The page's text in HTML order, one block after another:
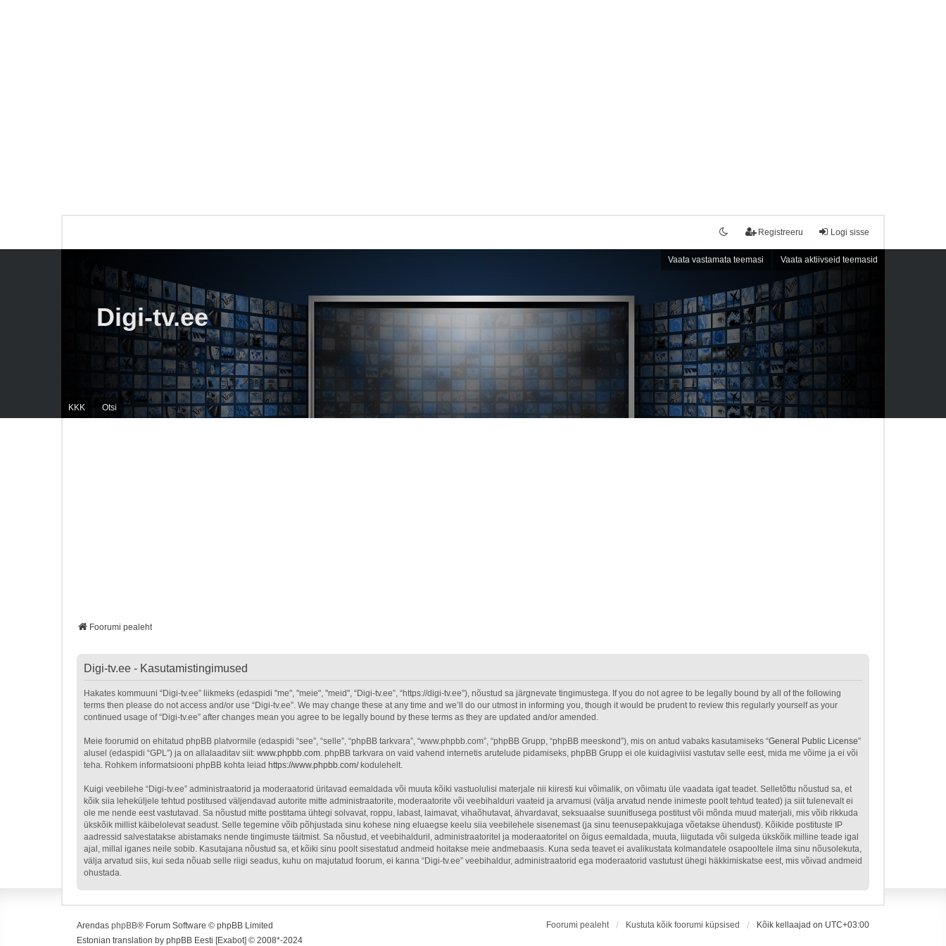
Logi sisse
Registreeru
Vaata vastamata teemasi Vaata aktiivseid teemasid
KKK Otsi
Digi-tv.ee
Foorumi pealeht
Digi-tv.ee - Kasutamistingimused
Hakates kommuuni “Digi-tv.ee” liikmeks (edaspidi "me", "meie", "meid", “Digi-tv.ee”, “https://digi-tv.ee”), nõustud sa järgnevate tingimustega. If you do not agree to be legally bound by all of the following
terms then please do not access and/or use “Digi-tv.ee”. We may change these at any time and we’ll do our utmost in informing you, though it would be prudent to review this regularly yourself as your
continued usage of “Digi-tv.ee” after changes mean you agree to be legally bound by these terms as they are updated and/or amended.
Meie foorumid on ehitatud phpBB platvormile (edaspidi “see”, “selle”, “phpBB tarkvara”, “www.phpbb.com”, “phpBB Grupp, “phpBB meeskond”), mis on antud vabaks kasutamiseks “General Public License”
alusel (edaspidi “GPL”) ja on allalaaditav siit: www.phpbb.com. phpBB tarkvara on vaid vahend internetis arutelude pidamiseks, phpBB Grupp ei ole kuidagiviisi vastutav selle eest, mida me võime ja ei või
teha. Rohkem informatsiooni phpBB kohta leiad https://www.phpbb.com/kodulehelt.
Kuigi veebilehe “Digi-tv.ee” administraatorid ja moderaatorid üritavad eemaldada või muuta kõiki vastuolulisi materjale nii kiiresti kui võimalik, on võimatu üle vaadata igat teadet. Selletõttu nõustud sa, et
kõik siia leheküljele tehtud postitused väljendavad autorite mitte administraatorite, moderaatorite või veebihalduri vaateid ja arvamusi (välja arvatud nende inimeste poolt tehtud teated) ja siit tulenevalt ei
ole me nende eest vastutavad. Sa nõustud mitte postitama ühtegi solvavat, roppu, labast, laimavat, vihaõhutavat, ähvardavat, seksuaalse suunitlusega postitust või mõnda muud materjali, mis võib rikkuda
ükskõik millist käibelolevat seadust. Selle tegemine võib põhjustada sinu kohese ning eluaegse keelu siia veebilehele sisenemast (ja sinu teenusepakkujaga võetakse ühendust). Kõikide postituste IP
aadressid salvestatakse abistamaks nende tingimuste täitmist. Sa nõustud, et veebihalduril, administraatoritel ja moderaatoritel on õigus eemaldada, muuta, liigutada või sulgeda ükskõik milline teade igal
ajal, millal iganes neile sobib. Kasutajana nõustud sa, et kõiki sinu poolt sisestatud andmeid hoitakse meie andmebaasis. Kuna seda teavet ei avalikustata kolmandatele osapooltele ilma sinu nõusolekuta,
välja arvatud siis, kui seda nõuab selle riigi seadus, kuhu on majutatud foorum, ei kanna “Digi-tv.ee” veebihaldur, administraatorid ega moderaatorid vastutust ühegi häkkimiskatse eest, mis võivad andmeid
ohustada.
Foorumi pealeht Kustuta kõik foorumi küpsised Kõik kellaajad on UTC+03:00
Arendas phpBB® Forum Software © phpBB Limited
Estonian translation by phpBB Eesti [Exabot] © 2008*-2024